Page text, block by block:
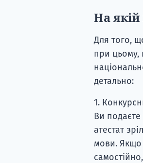
На якій
Для того,
при цьому,
детально:
1.
Ви подаєте
атестат
мови. Якщо